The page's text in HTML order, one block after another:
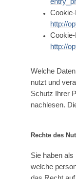
http://
http://
Welche
nutzt und
Schutz Ihrer
nachlesen.
Rechte des
Sie haben
welche